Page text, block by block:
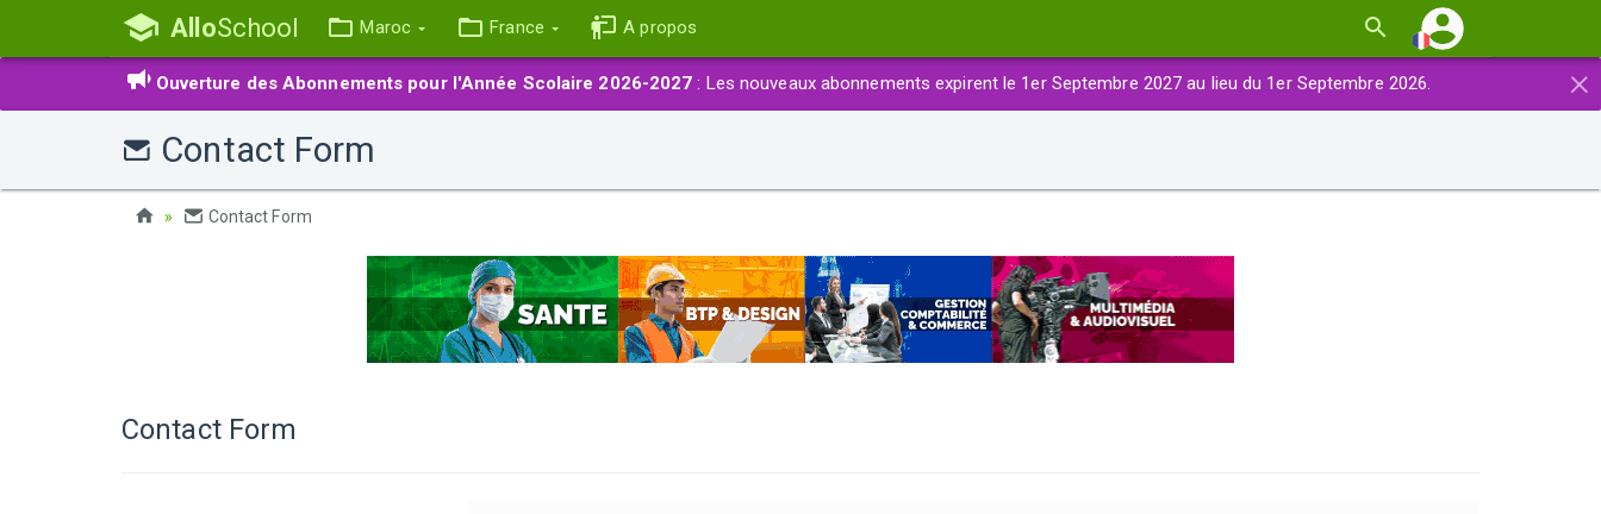
AlloSchool Maroc France A propos
×
Ouverture des Abonnements pour l'Année Scolaire 2026-2027 : Les nouveaux abonnements expirent le 1er Septembre 2027 au lieu du 1er Septembre 2026.
Contact Form
Contact Form
Contact Form